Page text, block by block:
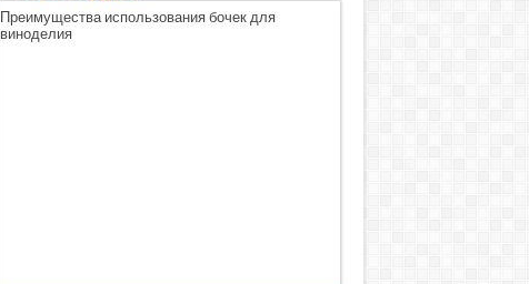
Преимущества использования бочек для
виноделия